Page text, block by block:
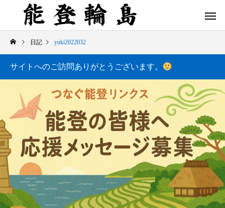
日記 yuki2022032
サイトへのご訪問ありがとうございます。